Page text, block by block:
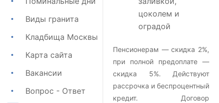
Виды гранита
Кладбища Москвы
Карта сайта
Вакансии
Вопрос - Ответ
цоколем и
оградой
Пенсионерам — скидка 2%,
при полной предоплате —
скидка 5%. Действуют
рассрочка и беспроцентный
кредит. Договор